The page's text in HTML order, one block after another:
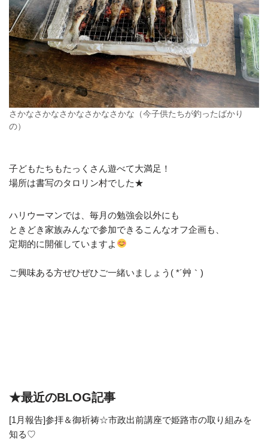
さかなさかなさかなさかなさかな（今子供たちが釣ったばかり
の）
子どもたちもたっくさん遊べて大満足！
場所は書写のタロリン村でした★
ハリウーマンでは、毎月の勉強会以外にも
ときどき家族みんなで参加できるこんなオフ企画も、
定期的に開催していますよ
ご興味ある方ぜひぜひご一緒いましょう( *´艸｀)
★最近のBLOG記事
[1月報告]参拝＆御祈祷☆市政出前講座で姫路市の取り組みを
知る♡